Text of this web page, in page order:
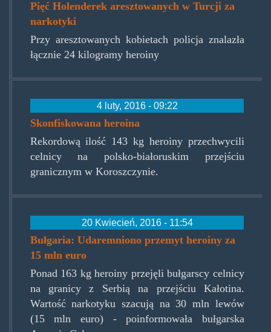
Pięć Holenderek aresztowanych w Turcji za
narkotyki
Przy aresztowanych kobietach policja znalazła
łącznie 24 kilogramy heroiny
4 luty, 2016 - 09:22
Skonfiskowana heroina
Rekordową ilość 143 kg heroiny przechwycili
celnicy na polsko-białoruskim przejściu
granicznym w Koroszczynie.
20 Kwiecień, 2016 - 11:54
Bułgaria: Udaremniono przemyt heroiny za
15 mln euro
Ponad 163 kg heroiny przejęli bułgarscy celnicy
na granicy z Serbią na przejściu Kałotina.
Wartość narkotyku szacują na 30 mln lewów
(15 mln euro) - poinformowała bułgarska